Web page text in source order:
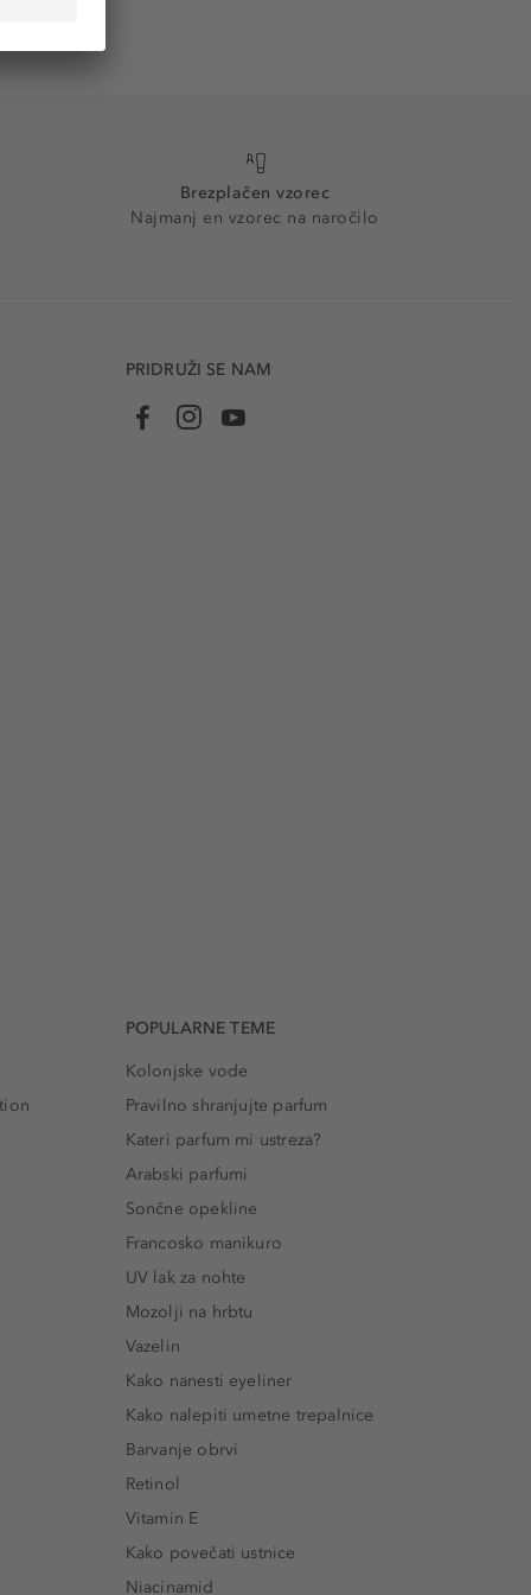
Brezplačen vzorec
Najmanj en vzorec na naročilo
PRIDRUŽI SE NAM
POPULARNE TEME
Kolonjske vode
Pravilno shranjujte parfum
Kateri parfum mi ustreza?
Arabski parfumi
Sončne opekline
Francosko manikuro
UV lak za nohte
Mozolji na hrbtu
Vazelin
Kako nanesti eyeliner
Kako nalepiti umetne trepalnice
Barvanje obrvi
Retinol
Vitamin E
Kako povečati ustnice
Niacinamid